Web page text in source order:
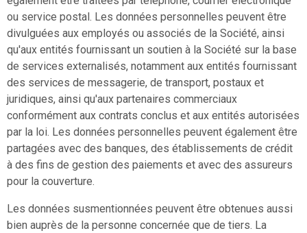
ou service postal. Les données personnelles peuvent être
divulguées aux employés ou associés de la Société, ainsi
qu'aux entités fournissant un soutien à la Société sur la base
de services externalisés, notamment aux entités fournissant
des services de messagerie, de transport, postaux et
juridiques, ainsi qu'aux partenaires commerciaux
conformément aux contrats conclus et aux entités autorisées
par la loi. Les données personnelles peuvent également être
partagées avec des banques, des établissements de crédit
à des fins de gestion des paiements et avec des assureurs
pour la couverture.
Les données susmentionnées peuvent être obtenues aussi
bien auprès de la personne concernée que de tiers. La